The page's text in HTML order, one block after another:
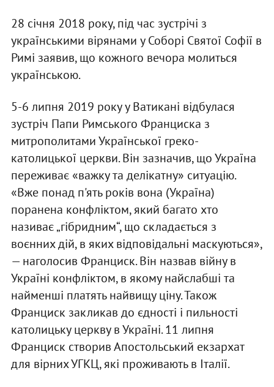
28 січня 2018 року, під час зустрічі з
українськими вірянами у Соборі Святої Софії в
Римі заявив, що кожного вечора молиться
українською.
5-6 липня 2019 року у Ватикані відбулася
зустріч Папи Римського Франциска з
митрополитами Української греко-
католицької церкви. Він зазначив, що Україна
переживає «важку та делікатну» ситуацію.
«Вже понад п'ять років вона (Україна)
поранена конфліктом, який багато хто
називає „гібридним“, що складається з
воєнних дій, в яких відповідальні маскуються»,
— наголосив Франциск. Він назвав війну в
Україні конфліктом, в якому найслабші та
найменші платять найвищу ціну. Також
Франциск закликав до єдності і пильності
католицьку церкву в Україні. 11 липня
Франциск створив Апостольський екзархат
для вірних УГКЦ, які проживають в Італії.